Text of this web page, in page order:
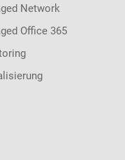
Network
Office 365